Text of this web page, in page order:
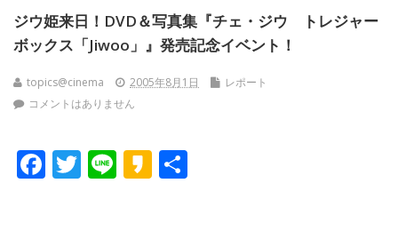
ジウ姫来日！DVD＆写真集『チェ・ジウ トレジャー
ボックス「Jiwoo」』発売記念イベント！
topics@cinema 2005年8月1日
レポート
コメントはありません
F T Li K